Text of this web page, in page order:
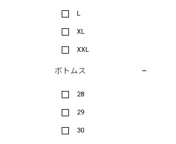
L
XL
XXL
ボトムス
28
29
30